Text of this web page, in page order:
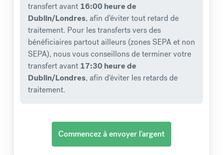
transfert avant 16:00 heure de
Dublin/Londres, afin d'éviter tout retard de
traitement. Pour les transferts vers des
bénéficiaires partout ailleurs (zones SEPA et non
SEPA), nous vous conseillons de terminer votre
transfert avant 17:30 heure de
Dublin/Londres, afin d'éviter les retards de
traitement.
Commencez à envoyer l'argent